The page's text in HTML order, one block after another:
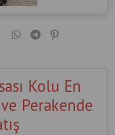
Kolu En
Perakende